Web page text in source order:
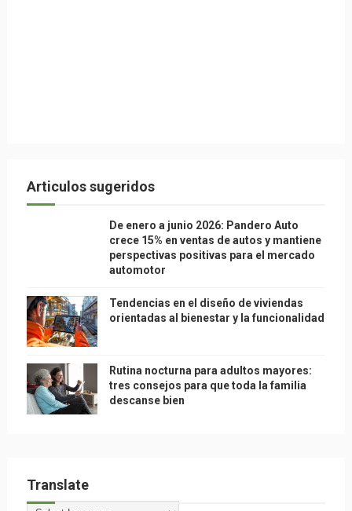
Articulos sugeridos
De enero a junio 2026: Pandero Auto
crece 15% en ventas de autos y mantiene
perspectivas positivas para el mercado
automotor
Tendencias en el diseño de viviendas
orientadas al bienestar y la funcionalidad
Rutina nocturna para adultos mayores:
tres consejos para que toda la familia
descanse bien
Translate